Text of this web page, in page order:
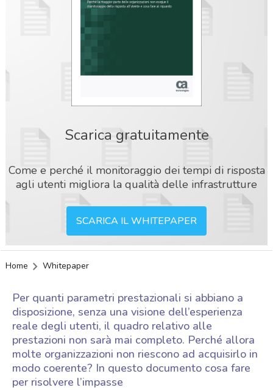
Scarica gratuitamente
Come e perché il monitoraggio dei tempi di risposta
agli utenti migliora la qualità delle infrastrutture
SCARICA IL WHITEPAPER
Home Whitepaper
Per quanti parametri prestazionali si abbiano a
disposizione, senza una visione dell’esperienza
reale degli utenti, il quadro relativo alle
prestazioni non sarà mai completo. Perché allora
molte organizzazioni non riescono ad acquisirlo in
modo coerente? In questo documento cosa fare
per risolvere l’impasse